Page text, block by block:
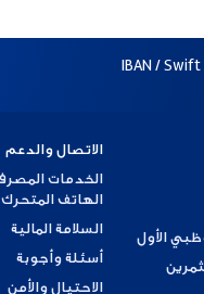
IBAN / Swift
الأول
الاتصال والدعم
الخدمات
الهاتف المتحرك
السلامة المالية
أسئلة وأجوبة
الاحتيال والأمن